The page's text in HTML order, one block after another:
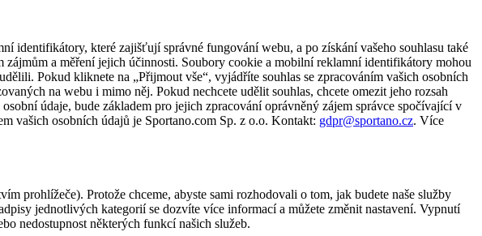
identifikátory, které zajišťují správné fungování webu, a po získání vašeho souhlasu také
a měření jejich účinnosti. Soubory cookie a mobilní reklamní identifikátory mohou
Pokud kliknete na „Přijmout vše“, vyjádříte souhlas se zpracováním vašich osobních
na webu i mimo něj. Pokud nechcete udělit souhlas, chcete omezit jeho rozsah
údaje, bude základem pro jejich zpracování oprávněný zájem správce spočívající v
vašich osobních údajů je Sportano.com Sp. z o.o. Kontakt: gdpr@sportano.cz. Více
prohlížeče). Protože chceme, abyste sami rozhodovali o tom, jak budete naše služby
jednotlivých kategorií se dozvíte více informací a můžete změnit nastavení. Vypnutí
nedostupnost některých funkcí našich služeb.